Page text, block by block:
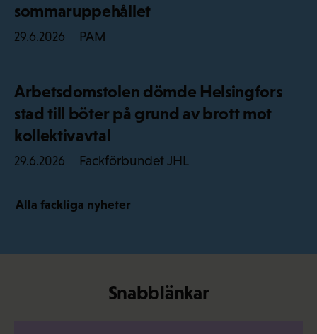
sommaruppehållet
29.6.2026 PAM
Arbetsdomstolen dömde Helsingfors
stad till böter på grund av brott mot
kollektivavtal
29.6.2026 Fackförbundet JHL
Alla fackliga nyheter
Snabblänkar